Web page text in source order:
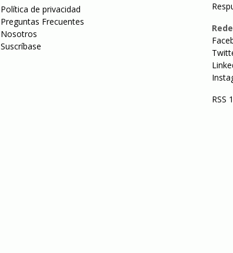
Política de privacidad
Preguntas Frecuentes
Nosotros
Suscríbase
RSS 1